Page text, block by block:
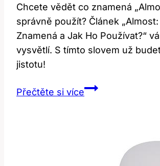
Chcete vědět co znamená
správně použít? Článek
Znamená a Jak Ho Používat?“
vysvětlí. S tímto slovem už
jistotu!
Přečtěte si víceAlmost: